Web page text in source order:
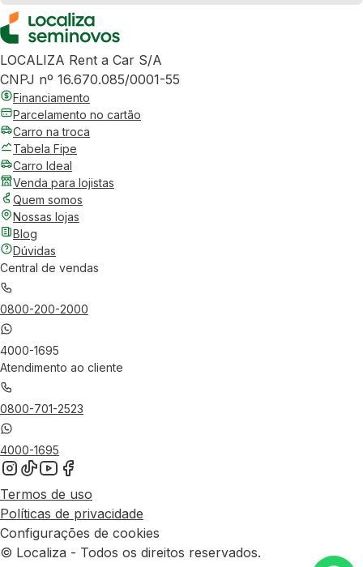
LOCALIZA Rent a Car S/A
CNPJ nº 16.670.085/0001-55
Financiamento
Parcelamento no cartão
Carro na troca
Tabela Fipe
Carro Ideal
Venda para lojistas
Quem somos
Nossas lojas
Blog
Dúvidas
Central de vendas
0800-200-2000
4000-1695
Atendimento ao cliente
0800-701-2523
4000-1695
Termos de uso
Políticas de privacidade
Configurações de cookies
© Localiza - Todos os direitos reservados.